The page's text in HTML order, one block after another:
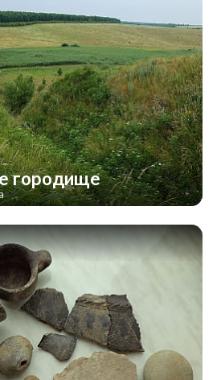
городище